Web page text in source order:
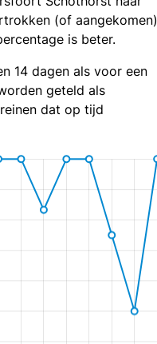
(of aangekomen)
is beter.
14 dagen als voor een
geteld als
dat op tijd